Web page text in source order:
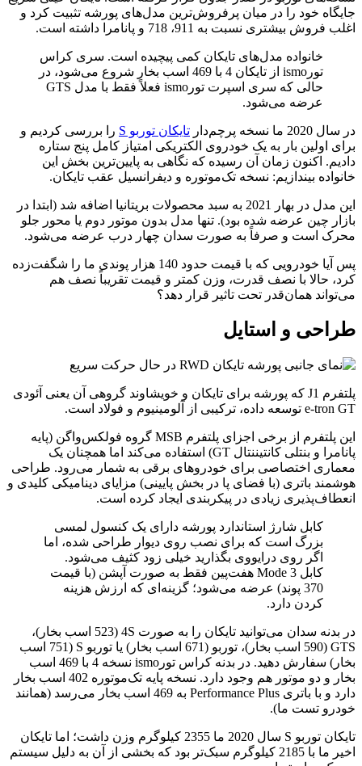
جایگاه خود را در میان پرفروش‌ترین مدل‌های پورشه تثبیت کرد و
اغلب فروش بیشتری نسبت به 911، 718 و پانامرا داشته است.
خانواده مدل‌های تایکان کمی پیچیده است. سری کراس
تورismo از تایکان 4 با 469 اسب بخار شروع می‌شود، در
حالی که سری اسپرت تورismo فعلاً فقط با مدل GTS
عرضه می‌شود.
در سال 2020 ما نسخه پرچم‌دار تایکان توربو S
را بررسی کردیم و
برای اولین بار به یک خودروی الکتریکی امتیاز کامل پنج ستاره
دادیم. اکنون زمان آن رسیده که نگاهی به پایین‌ترین بخش این
خانواده بیندازیم: نسخه تک‌موتوره و دیفرانسیل عقب تایکان.
این مدل در بهار 2021 به سبد محصولات بریتانیا اضافه شد (ابتدا در
بازار چین عرضه شده بود). تنها مدل بدون موتور دوم یا محور جلو
محرک است و صرفاً به صورت سدان چهار درب عرضه می‌شود.
پس آیا خودرویی که با قیمت حدود 140 هزار پوندی ما را شگفت‌زده
کرد، حالا با نصف قدرت، وزن کمتر و قیمت تقریباً نصف هم
می‌تواند همان‌قدر تحت تاثیر قرار دهد؟
طراحی و استایل
پلتفرم J1 که پورشه برای تایکان و خویشاوند گروهی آن یعنی آئودی
e-tron GT توسعه داده، ترکیبی از آلومینیوم و فولاد است.
این پلتفرم از برخی اجزای پلتفرم MSB گروه فولکس‌واگن (پایه
پانامرا و بنتلی کانتیننتال GT) استفاده می‌کند اما همچنان یک
معماری اختصاصی برای خودروهای برقی به شمار می‌رود. طراحی
هوشمند باتری (با فضای پا در بخش پایینی) مزایای دینامیکی کلیدی و
انعطاف‌پذیری زیادی در پیکربندی ایجاد کرده است.
کابل شارژ استاندارد پورشه دارای یک کنسول لمسی
بزرگ است که برای نصب روی دیوار طراحی شده، اما
اگر روی درایووی بگذارید خیلی زود کثیف می‌شود.
کابل Mode 3 هفت‌پین فقط به صورت آپشن (با قیمت
370 پوند) عرضه می‌شود؛ گزینه‌ای که ارزش هزینه
کردن دارد.
در بدنه سدان می‌توانید تایکان را به صورت 4S (523 اسب بخار)،
GTS (590 اسب بخار)، توربو (671 اسب بخار) یا توربو S (751 اسب
بخار) سفارش دهید. در بدنه کراس تورismo نسخه 4 با 469 اسب
بخار و دو موتور هم وجود دارد. نسخه پایه تک‌موتوره 402 اسب بخار
دارد و با باتری Performance Plus به 469 اسب بخار می‌رسد (همانند
خودرو تست ما).
تایکان توربو S سال 2020 ما 2355 کیلوگرم وزن داشت؛ اما تایکان
اخیر ما با 2185 کیلوگرم سبک‌تر بود که بخشی از آن به دلیل سیستم